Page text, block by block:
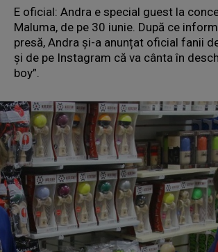
E oficial: Andra e special guest la
Maluma, de pe 30 iunie. După ce
presă, Andra și-a anunțat oficial fanii
și de pe Instagram că va cânta în
boy”.